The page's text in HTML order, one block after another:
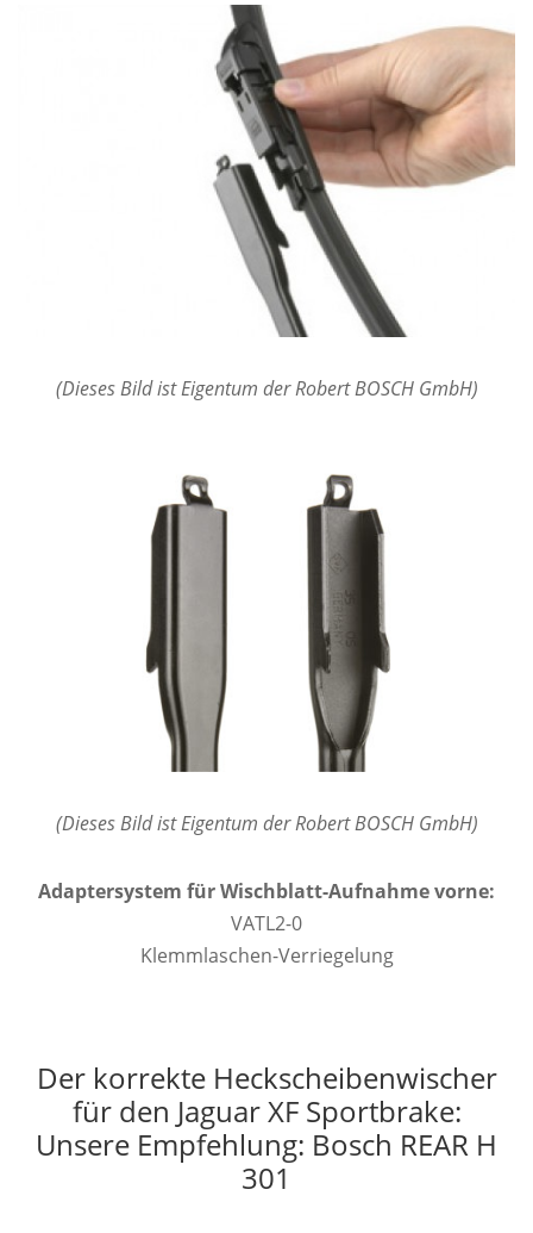
(Dieses Bild ist Eigentum der Robert BOSCH GmbH)
(Dieses Bild ist Eigentum der Robert BOSCH GmbH)
Adaptersystem für Wischblatt-Aufnahme vorne:
VATL2-0
Klemmlaschen-Verriegelung
Der korrekte Heckscheibenwischer
für den Jaguar XF Sportbrake:
Unsere Empfehlung: Bosch REAR H
301